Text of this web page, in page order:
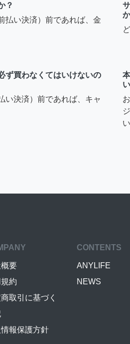
？
払い決済）前であれば、金
ず買わなくてはいけないの
い決済）前であれば、キャ
い
い
要
約
取引に基づく
報保護方針
CONTENTS
ANYLIFE
NEWS